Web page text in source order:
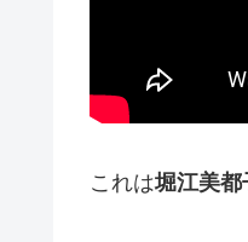
これは堀江美都